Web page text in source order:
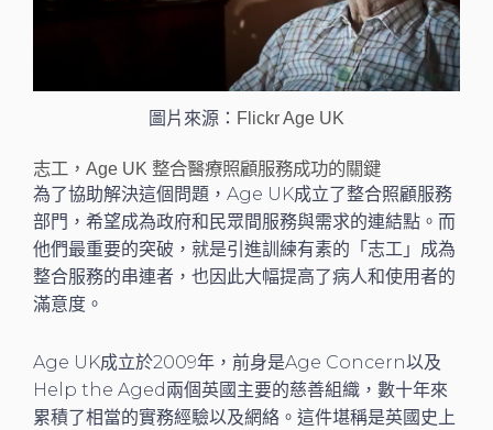
圖片來源： Flickr Age UK
志工，Age UK 整合醫療照顧服務成功的關鍵
為了協助解決這個問題，Age UK成立了整合照顧服務
部門，希望成為政府和民眾間服務與需求的連結點。而
他們最重要的突破，就是引進訓練有素的「志工」成為
整合服務的串連者，也因此大幅提高了病人和使用者的
滿意度。
Age UK成立於2009年，前身是Age Concern以及
Help the Aged兩個英國主要的慈善組織，數十年來
累積了相當的實務經驗以及網絡。這件堪稱是英國史上